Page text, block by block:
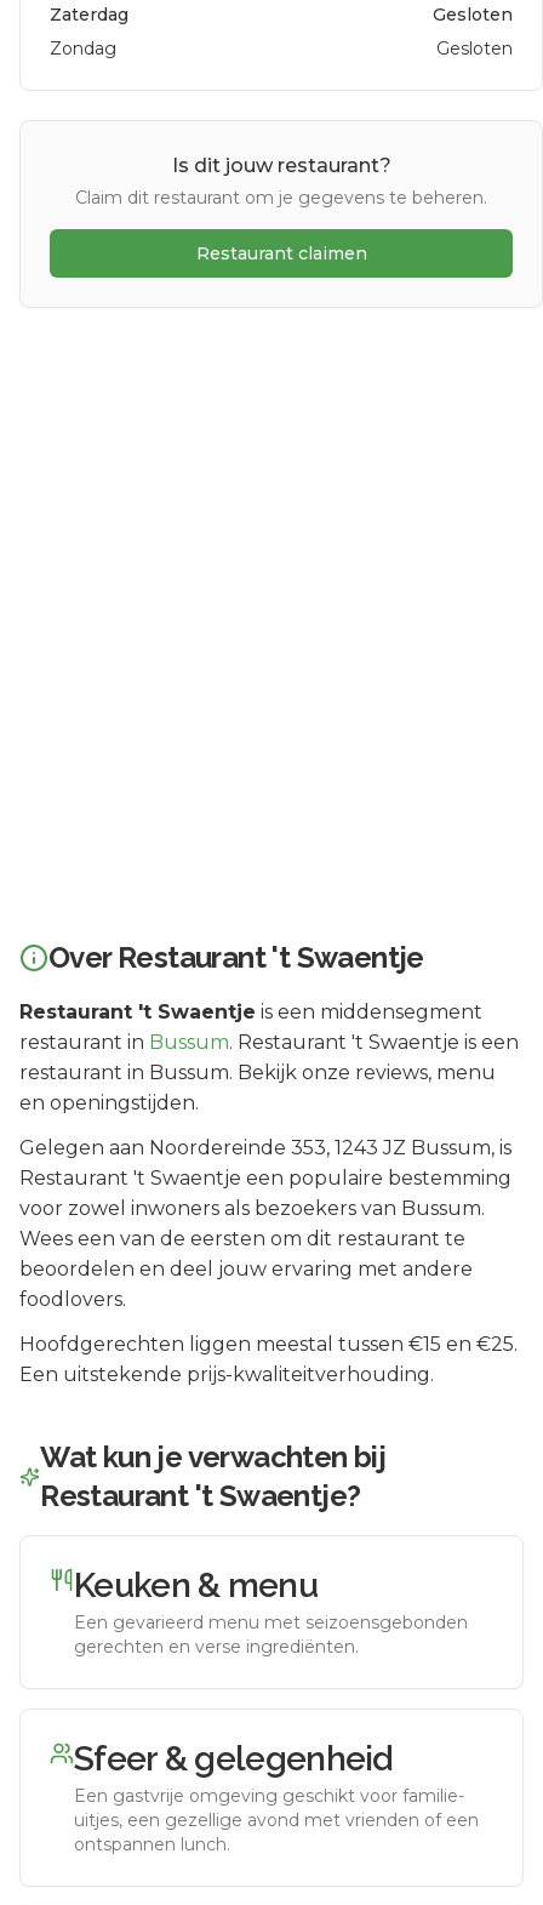
Zaterdag
Gesloten
Zondag
Gesloten
Is dit jouw restaurant?
Claim dit restaurant om je gegevens te beheren.
Restaurant claimen
Over Restaurant 't Swaentje
Restaurant 't Swaentje is een middensegment
restaurant in Bussum. Restaurant 't Swaentje is een
restaurant in Bussum. Bekijk onze reviews, menu
en openingstijden.
Gelegen aan Noordereinde 353, 1243 JZ Bussum, is
Restaurant 't Swaentje een populaire bestemming
voor zowel inwoners als bezoekers van Bussum.
Wees een van de eersten om dit restaurant te
beoordelen en deel jouw ervaring met andere
foodlovers.
Hoofdgerechten liggen meestal tussen €15 en €25.
Een uitstekende prijs-kwaliteitverhouding.
Wat kun je verwachten bij
Restaurant 't Swaentje?
Keuken & menu
Een gevarieerd menu met seizoensgebonden
gerechten en verse ingrediënten.
Sfeer & gelegenheid
Een gastvrije omgeving geschikt voor familie-
uitjes, een gezellige avond met vrienden of een
ontspannen lunch.